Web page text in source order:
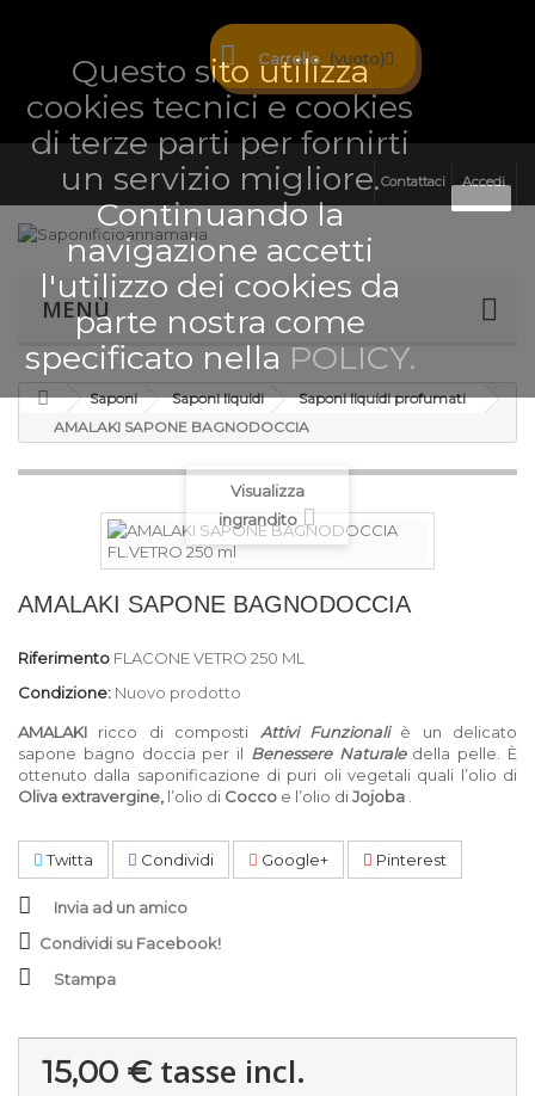
Accedi
Contattaci
Carrello (vuoto)
MENÙ
Saponi Saponi liquidi
Saponi liquidi profumati
AMALAKI SAPONE BAGNODOCCIA
Visualizza
ingrandito
AMALAKI SAPONE BAGNODOCCIA
Riferimento FLACONE VETRO 250 ML
Condizione: Nuovo prodotto
AMALAKI ricco di composti Attivi Funzionaliè un delicato
sapone bagno doccia per il Benessere Naturaledella pelle. È
ottenuto dalla saponificazione di puri oli vegetali quali l’olio di
Oliva extravergine, l’olio di Cocco e l’olio diJojoba
Twitta Condividi Google+ Pinterest
Invia ad un amico
Condividi su Facebook!
Stampa
15,00 €tasse incl.
Questo sito utilizza
cookies tecnici e cookies
di terze parti per fornirti
un servizio migliore.
Continuando la
navigazione accetti
l'utilizzo dei cookies da
parte nostra come
specificato nella POLICY.